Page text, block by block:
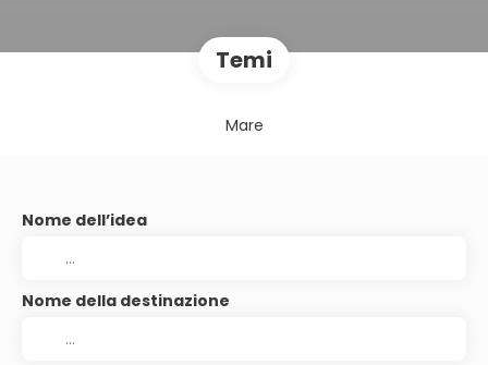
Temi
Mare
Nome dell’idea
Nome della destinazione